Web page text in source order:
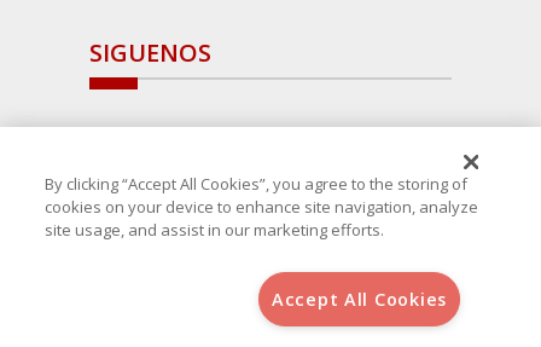
SIGUENOS
, S.L.U.(B-64405731) c/ San Norberto
By clicking “Accept All Cookies”, you agree to the storing of
cookies on your device to enhance site navigation, analyze
site usage, and assist in our marketing efforts.
Accept All Cookies